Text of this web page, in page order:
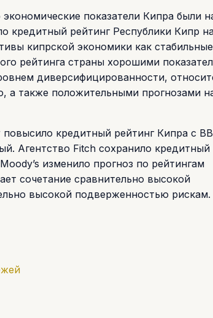
экономические показатели Кипра были
кредитный рейтинг Республики Кипр
кипрской экономики как
рейтинга страны хорошими
диверсифицированности,
а также положительными прогнозами
кредитный рейтинг Кипра с
Агентство Fitch сохранило кредитный
изменило прогноз по рейтингам
сочетание сравнительно высокой
высокой подверженностью рискам.